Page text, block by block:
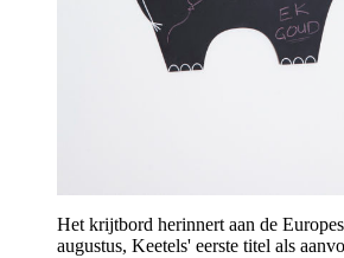
Het krijtbord herinnert aan de
augustus, Keetels' eerste titel als